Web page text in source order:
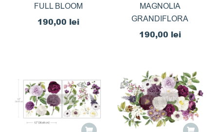
FULL BLOOM
190,00 lei
MAGNOLIA
GRANDIFLORA
190,00 lei